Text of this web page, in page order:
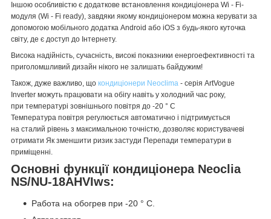
Іншою особливістю є додаткове встановлення кондиціонера Wi - Fi-
модуля (Wi - Fi ready), завдяки якому кондиціонером можна керувати за
допомогою мобільного додатка Android або iOS з будь-якого куточка
світу, де є доступ до Інтернету.
Висока надійність, сучасність, високі показники енергоефективності та
приголомшливий дизайн нікого не залишать байдужим!
Також, дуже важливо, що кондиціонери Neoclima - серія ArtVogue
Inverter можуть працювати на обігу навіть у холодний час року,
при температурі зовнішнього повітря до -20 ° C
Температура повітря регулюється автоматично і підтримується
на сталий рівень з максимальною точністю, дозволяє користувачеві
отримати Як зменшити ризик застуди Перепади температури в
приміщенні.
Основні функції кондиціонера Neoclia
NS/NU-18AHVIws:
Работа на обогрев при -20 ° С.